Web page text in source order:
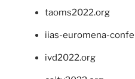
taoms2022.org
iias-euromena-
ivd2022.org